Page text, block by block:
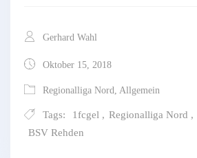
Gerhard Wahl
Oktober 15, 2018
Regionalliga Nord, Allgemein
Tags: 1fcgel , Regionalliga Nord ,
BSV Rehden